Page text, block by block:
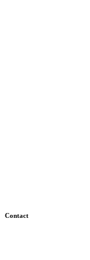
Contact